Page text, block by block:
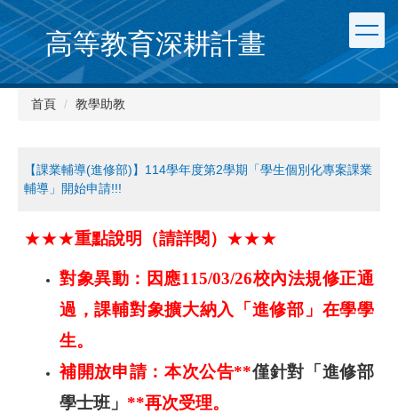
跳
到
主
要
內
高等教育深耕計畫
首頁 教學助教
【課業輔導(進修部)】114學年度第2學期「學生個別化專案課業
輔導」開始申請!!!
★★★重點說明（請詳閱） ★★★
對象異動：因應115/03/26校內法規修正通
過，課輔對象擴大納入「進修部」在學學
生。
補開放申請：本次公告**僅針對「進修部
學士班」 **再次受理。